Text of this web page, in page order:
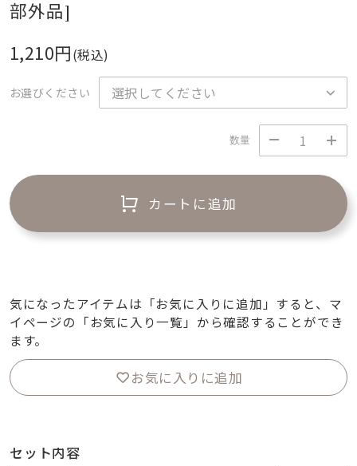
部外品]
1,210円(税込)
お選びください
数量
カートに追加
気になったアイテムは「お気に入りに追加」すると、マ
イページの「お気に入り一覧」から確認することができ
ます。
お気に入りに追加
セット内容